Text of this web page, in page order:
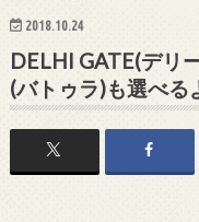
2018.10.24
DELHI GATE(デリ
(バトゥラ)も選べる